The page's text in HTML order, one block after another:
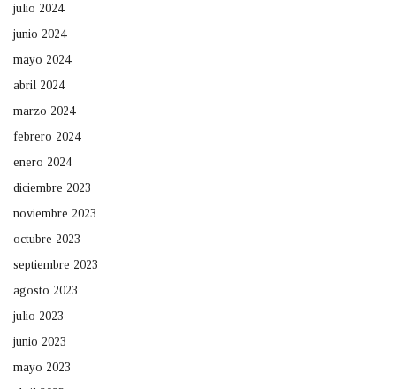
julio 2024
junio 2024
mayo 2024
abril 2024
marzo 2024
febrero 2024
enero 2024
diciembre 2023
noviembre 2023
octubre 2023
septiembre 2023
agosto 2023
julio 2023
junio 2023
mayo 2023